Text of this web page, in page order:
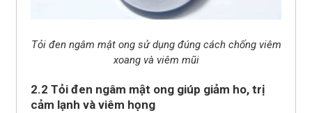
Tỏi đen ngâm mật ong sử dụng đúng cách chống viêm
xoang và viêm mũi
2.2 Tỏi đen ngâm mật ong giúp giảm ho, trị
cảm lạnh và viêm họng